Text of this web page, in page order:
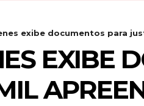
exibe documentos para
EXIBE